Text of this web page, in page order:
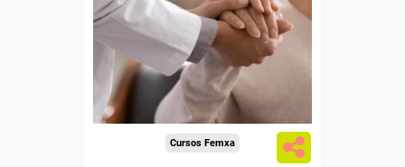
Para desempleados,
trabajadores y autónomos
de Cantabria.
Para todos los sectores.
Cursos Femxa